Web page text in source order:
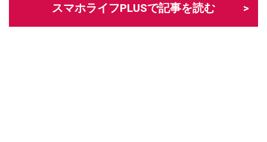
スマホライフPLUSで記事を読む